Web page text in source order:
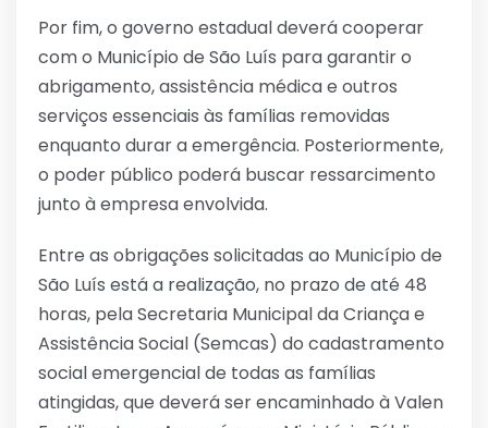
Por fim, o governo estadual deverá cooperar
com o Município de São Luís para garantir o
abrigamento, assistência médica e outros
serviços essenciais às famílias removidas
enquanto durar a emergência. Posteriormente,
o poder público poderá buscar ressarcimento
junto à empresa envolvida.
Entre as obrigações solicitadas ao Município de
São Luís está a realização, no prazo de até 48
horas, pela Secretaria Municipal da Criança e
Assistência Social (Semcas) do cadastramento
social emergencial de todas as famílias
atingidas, que deverá ser encaminhado à Valen